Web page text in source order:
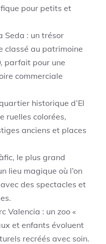
pour petits et
Seda : un trésor
classé au patrimoine
parfait pour une
commerciale
historique d’El
ruelles colorées,
anciens et places
le plus grand
lieu magique où l’on
des spectacles et
Valencia : un zoo «
et enfants évoluent
recréés avec soin.